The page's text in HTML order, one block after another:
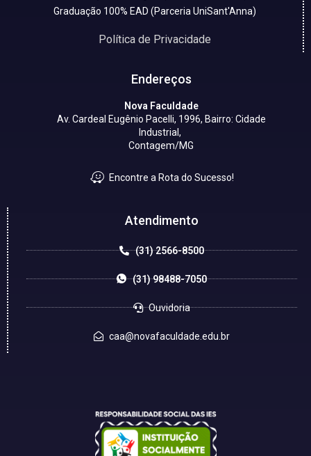
Graduação 100% EAD (Parceria UniSant'Anna)
Política de Privacidade
Endereços
Nova Faculdade
Av. Cardeal Eugênio Pacelli, 1996, Bairro: Cidade
Industrial,
Contagem/MG
Encontre a Rota do Sucesso!
Atendimento
(31) 2566-8500
(31) 98488-7050
Ouvidoria
caa@novafaculdade.edu.br